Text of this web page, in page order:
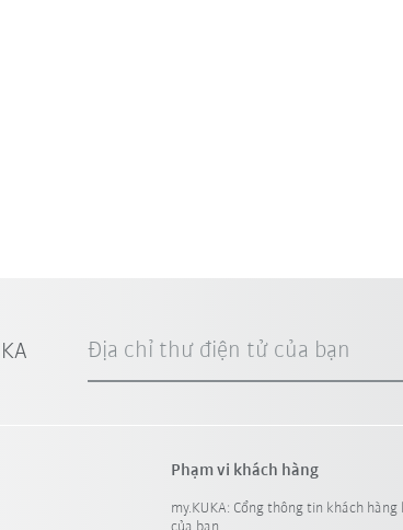
Địa chỉ thư điện tử của bạn
Phạm vi khách hàng
my.KUKA: Cổng thông tin khách